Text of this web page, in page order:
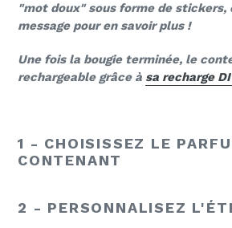
"mot doux" sous forme de stickers,
message pour en savoir plus !
Une fois la bougie terminée, le
rechargeable grâce à sa recharge
1 - CHOISISSEZ LE
CONTENANT
2 - PERSONNALISEZ